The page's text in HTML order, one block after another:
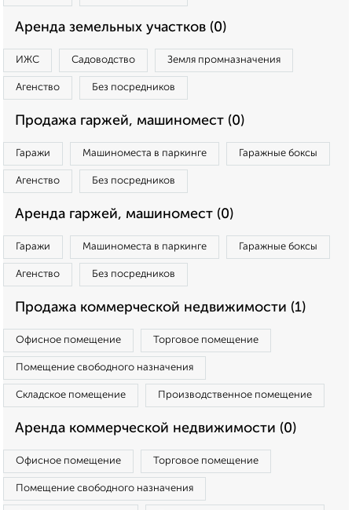
Аренда земельных участков (0)
ИЖС Садоводство Земля промназначения
Агенство Без посредников
Продажа гаржей, машиномест (0)
Гаражи Машиноместа в паркинге Гаражные боксы
Агенство Без посредников
Аренда гаржей, машиномест (0)
Гаражи Машиноместа в паркинге Гаражные боксы
Агенство Без посредников
Продажа коммерческой недвижимости (1)
Офисное помещение Торговое помещение
Помещение свободного назначения
Складское помещение Производственное помещение
Аренда коммерческой недвижимости (0)
Офисное помещение Торговое помещение
Помещение свободного назначения